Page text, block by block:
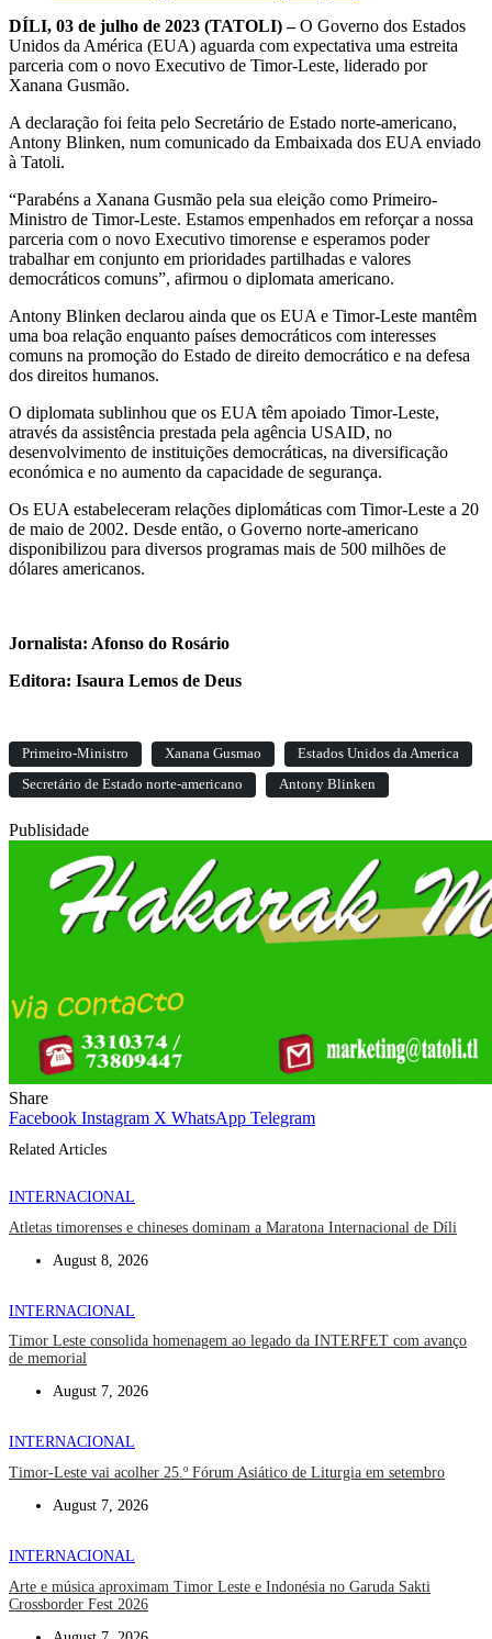
DÍLI, 03 de julho de 2023 (TATOLI) –O Governo dos Estados
Unidos da América (EUA) aguarda com expectativa uma estreita
parceria com o novo Executivo de Timor-Leste, liderado por
Xanana Gusmão.
A declaração foi feita pelo Secretário de Estado norte-americano,
Antony Blinken, num comunicado da Embaixada dos EUA enviado
à Tatoli.
“Parabéns a Xanana Gusmão pela sua eleição como Primeiro-
Ministro de Timor-Leste. Estamos empenhados em reforçar a nossa
parceria com o novo Executivo timorense e esperamos poder
trabalhar em conjunto em prioridades partilhadas e valores
democráticos comuns”, afirmou o diplomata americano.
Antony Blinken declarou ainda que os EUA e Timor-Leste mantêm
uma boa relação enquanto países democráticos com interesses
comuns na promoção do Estado de direito democrático e na defesa
dos direitos humanos.
O diplomata sublinhou que os EUA têm apoiado Timor-Leste,
através da assistência prestada pela agência USAID, no
desenvolvimento de instituições democráticas, na diversificação
económica e no aumento da capacidade de segurança.
Os EUA estabeleceram relações diplomáticas com Timor-Leste a 20
de maio de 2002. Desde então, o Governo norte-americano
disponibilizou para diversos programas mais de 500 milhões de
dólares americanos.
Jornalista: Afonso do Rosário
Editora: Isaura Lemos de Deus
Primeiro-Ministro Xanana Gusmao
Estados Unidos da America
Secretário de Estado norte-americano
Antony Blinken
Publisidade
Share
Facebook Instagram X WhatsApp Telegram
Related Articles
INTERNACIONAL
Atletas timorenses e chineses dominam a Maratona Internacional de Díli
August 8, 2026
INTERNACIONAL
Timor Leste consolida homenagem ao legado da INTERFET com avanço
de memorial
August 7, 2026
INTERNACIONAL
Timor-Leste vai acolher 25.º Fórum Asiático de Liturgia em setembro
August 7, 2026
INTERNACIONAL
Arte e música aproximam Timor Leste e Indonésia no Garuda Sakti
Crossborder Fest 2026